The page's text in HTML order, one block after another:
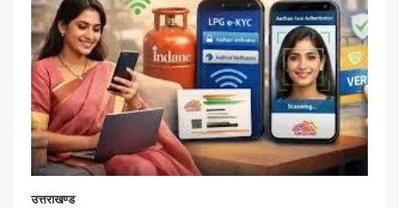
उत्तराखण्ड